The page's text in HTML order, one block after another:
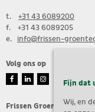
Fijn dat
Wij, en
t. +31 43 6089200
f. +31 43 6089205
e. info@frissen-
Volg ons op
Frissen Groen Techniek